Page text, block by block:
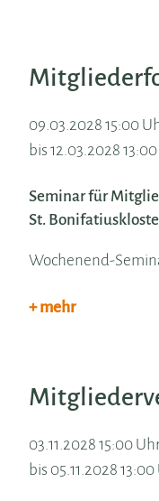
09.03.2028 15:00
bis 12.03.2028
Seminar für
St.
Wochenend-
+ mehr
03.11.2028 15:00
bis 05.11.2028